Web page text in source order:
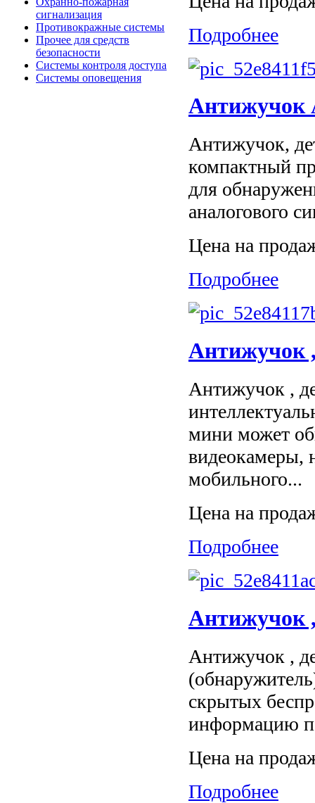
сигнализация
Противокражные системы
Прочее для средств
безопасности
Системы контроля доступа
Системы оповещения
Подробнее
Антижучок
Антижучок,
компактный
для
аналогового
Цена на
Подробнее
Антижучок
Антижучок ,
мини может
видеокамеры,
мобильного...
Цена на
Подробнее
Антижучок
Антижучок ,
скрытых
информацию
Цена на
Подробнее